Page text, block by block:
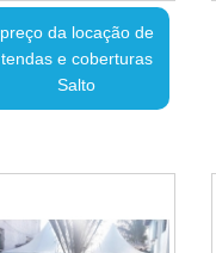
preço da locação de
tendas e coberturas
Salto